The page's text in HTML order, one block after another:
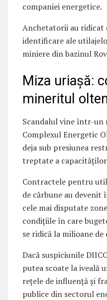
companiei energetice.
Anchetatorii au ridicat
identificare ale
miniere din bazinul
Miza uriașă:
mineritul
Scandalul vine într-
Complexul Energetic
deja sub presiunea
treptate a
Contractele pentru
de cărbune au
cele mai disputate
condițiile în care
se ridică la milioane de
Dacă suspiciunile
putea scoate la iveală
rețele de influență și
publice din sectorul